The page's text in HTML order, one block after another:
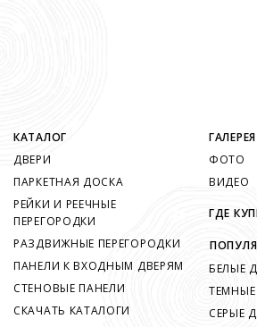
КАТАЛОГ
ДВЕРИ
ПАРКЕТНАЯ ДОСКА
РЕЙКИ И РЕЕЧНЫЕ
ПЕРЕГОРОДКИ
РАЗДВИЖНЫЕ ПЕРЕГОРОДКИ
ПАНЕЛИ К ВХОДНЫМ ДВЕРЯМ
СТЕНОВЫЕ ПАНЕЛИ
СКАЧАТЬ КАТАЛОГИ
ГАЛЕРЕЯ
ФОТО
ВИДЕО
ГДЕ
БЕЛЫЕ
СЕРЫЕ